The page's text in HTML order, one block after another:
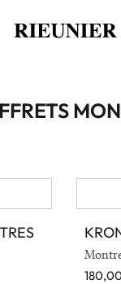
/ Coffrets montre